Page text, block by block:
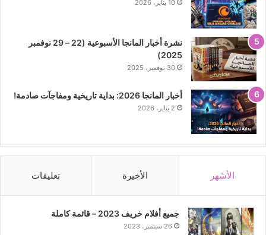
10 يناير، 2026
نشرة أخبار المانجا الأسبوعية (22 – 29 نوفمبر
2025)
30 نوفمبر، 2025
أخبار المانجا 2026: بداية تاريخية ومفاجآت صادمة!
2 يناير، 2026
الأشهر الأخيرة تعليقات
جميع أفلام خريف 2023 – قائمة كاملة
26 سبتمبر، 2023